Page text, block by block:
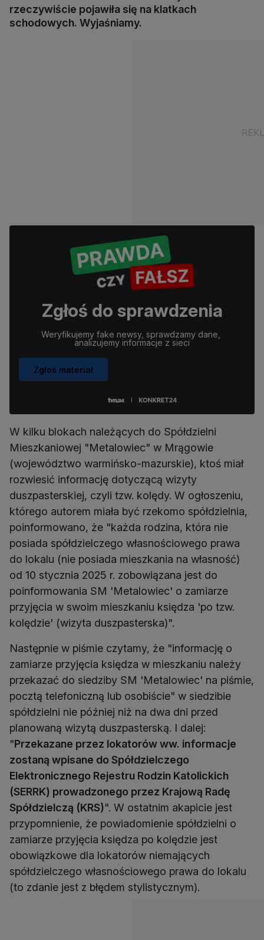
rzeczywiście pojawiła się na klatkach
schodowych. Wyjaśniamy.
Zgłoś do sprawdzenia
Weryfikujemy fake newsy, sprawdzamy dane,
analizujemy informacje z sieci
Zgłoś materiał
W kilku blokach należących do Spółdzielni
Mieszkaniowej "Metalowiec" w Mrągowie
(województwo warmińsko-mazurskie), ktoś miał
rozwiesić informację dotyczącą wizyty
duszpasterskiej, czyli tzw. kolędy. W ogłoszeniu,
którego autorem miała być rzekomo spółdzielnia,
poinformowano, że "każda rodzina, która nie
posiada spółdzielczego własnościowego prawa
do lokalu (nie posiada mieszkania na własność)
od 10 stycznia 2025 r. zobowiązana jest do
poinformowania SM 'Metalowiec' o zamiarze
przyjęcia w swoim mieszkaniu księdza 'po tzw.
kolędzie' (wizyta duszpasterska)".
Następnie w piśmie czytamy, że "informację o
zamiarze przyjęcia księdza w mieszkaniu należy
przekazać do siedziby SM 'Metalowiec' na piśmie,
pocztą telefoniczną lub osobiście" w siedzibie
spółdzielni nie później niż na dwa dni przed
planowaną wizytą duszpasterską. I dalej:
"Przekazane przez lokatorów ww. informacje
zostaną wpisane do Spółdzielczego
Elektronicznego Rejestru Rodzin Katolickich
(SERRK) prowadzonego przez Krajową Radę
Spółdzielczą (KRS)". W ostatnim akapicie jest
przypomnienie, że powiadomienie spółdzielni o
zamiarze przyjęcia księdza po kolędzie jest
obowiązkowe dla lokatorów niemających
spółdzielczego własnościowego prawa do lokalu
(to zdanie jest z błędem stylistycznym).